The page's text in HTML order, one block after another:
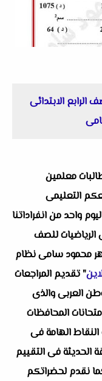
الرابع الابتدائى
معلمين
التعليمى
واحد من انفراداتنا
الرياضيات للصف
الاول 2023 مستر ماهر محمود سامى نظام
" تقديم المراجعات
العربى والذى
المحافظات
الهامة فى
فى التقييم
كما نقدم لحضراتكم